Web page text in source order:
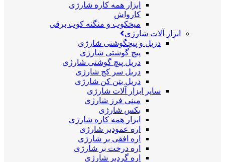
ابزار همه کاره شارژی
کارواش
میخکوب و منگنه کوب برقی
ابزار آلات شارژی
دریل و پیچگوشتی شارژی
پیچ گوشتی شارژی
دریل پیچ گوشتی شارژی
دریل سر کج شارژی
دریل بتن کن شارژی
سایر ابزار آلات شارژی
مینی فرز شارژی
بکس شارژی
ابزار همه کاره شارژی
اره عمودبر شارژی
اره افقی بر شارژی
اره درخت بر شارژی
اره گردبر شارژی